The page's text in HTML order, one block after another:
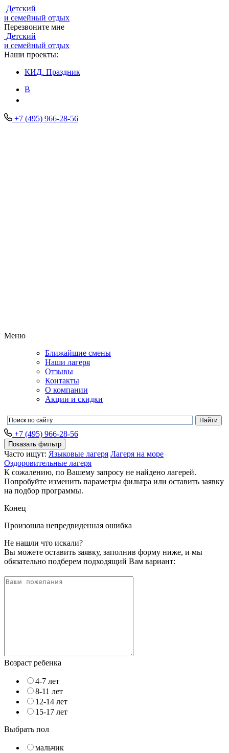
Детский
и семейный отдых
Перезвоните мне
Детский
и семейный отдых
Наши проекты:
КИД. Праздник
В
+7 (495) 966-28-56
Меню
Ближайшие смены
Наши лагеря
Отзывы
Контакты
О компании
Акции и скидки
+7 (495) 966-28-56
Показать фильтр
Часто ищут: Языковые лагеря Лагеря на море
Оздоровительные лагеря
К сожалению, по Вашему запросу не найдено лагерей.
Попробуйте изменить параметры фильтра или оставить заявку
на подбор программы.
Конец
Произошла непредвиденная ошибка
Не нашли что искали?
Вы можете оставить заявку, заполнив форму ниже, и мы
обязательно подберем подходящий Вам вариант:
Возраст ребенка
4-7 лет
8-11 лет
12-14 лет
15-17 лет
Выбрать пол
мальчик